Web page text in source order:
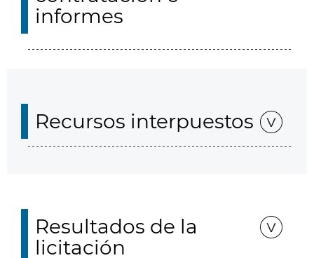
informes
Recursos interpuestos
Resultados de la
licitación